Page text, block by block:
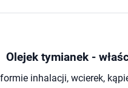
Olejek tymianek -
inhalacji, wcierek,